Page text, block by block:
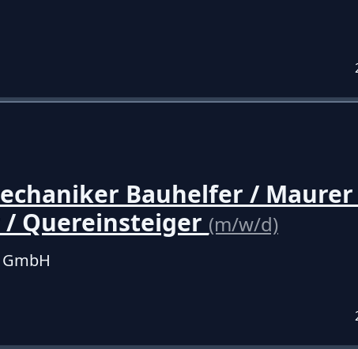
Bauhelfer /
Quereinsteiger (m/w/d)